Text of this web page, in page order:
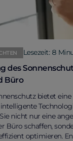
Lesezeit: 8
des
Büro
bietet eine
nicht nur eine
Büro schaffen,
optimieren.